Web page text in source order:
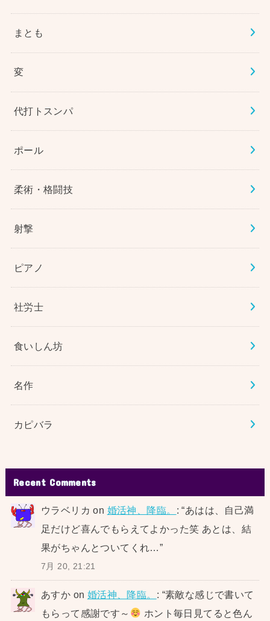
まとも
変
代打トスンパ
ポール
柔術・格闘技
射撃
ピアノ
社労士
食いしん坊
名作
カピバラ
Recent Comments
ウラベリカ on 婚活神、降臨。 : “あはは、自己満
足だけど喜んでもらえてよかった笑 あとは、結
果がちゃんとついてくれ…”
7月 20, 21:21
あすか on 婚活神、降臨。 : “素敵な感じで書いて
もらって感謝です～
ホント毎日見てると色ん